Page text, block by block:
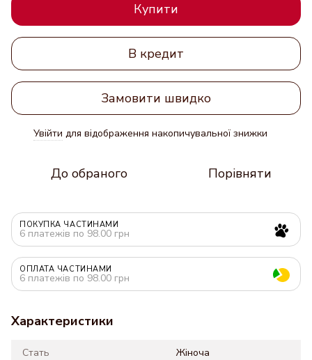
Купити
В кредит
Замовити швидко
Увійти для відображення накопичувальної знижки
До обраного Порівняти
ПОКУПКА ЧАСТИНАМИ
6 платежів по 98.00 грн
ОПЛАТА ЧАСТИНАМИ
6 платежів по 98.00 грн
Характеристики
Стать
Жіноча